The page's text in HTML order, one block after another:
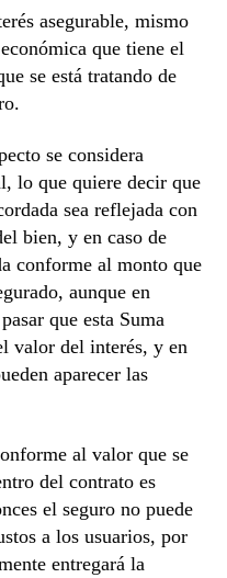
asegurable, mismo
que tiene el
se está tratando de
se considera
lo que quiere decir que
sea reflejada con
bien, y en caso de
conforme al monto que
aunque en
que esta Suma
valor del interés, y en
aparecer las
al valor que se
del contrato es
el seguro no puede
a los usuarios, por
entregará la